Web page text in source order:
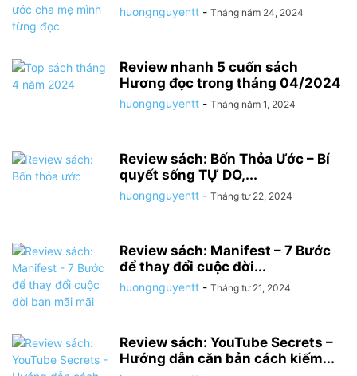
huongnguyentt - Tháng năm 24, 2024
Review nhanh 5 cuốn sách
Hương đọc trong tháng 04/2024
huongnguyentt - Tháng năm 1, 2024
Review sách: Bốn Thỏa Ước – Bí
quyết sống TỰ DO,...
huongnguyentt - Tháng tư 22, 2024
Review sách: Manifest – 7 Bước
để thay đổi cuộc đời...
huongnguyentt - Tháng tư 21, 2024
Review sách: YouTube Secrets –
Hướng dẫn căn bản cách kiếm...